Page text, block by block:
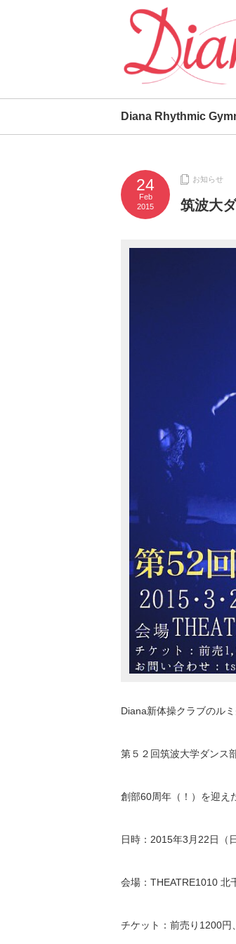
Diana Rhythmic
24
Feb
2015
お知らせ
筑波大
Diana新体操クラブのル
第５２回筑波大学ダンス
創部60周年（！）を迎え
日時：2015年3月22日
会場：THEATRE1010 北
チケット：前売り1200円